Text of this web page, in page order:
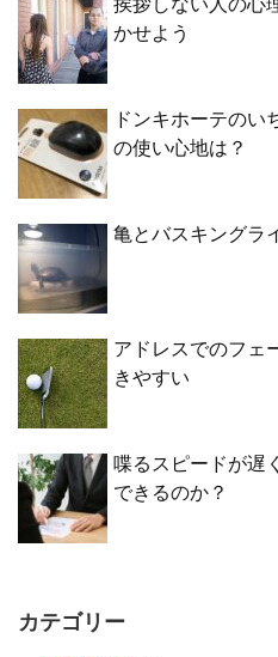
かせよう
ドンキホーテのい
の使い心地は？
亀とバスキングラ
アドレスでのフェ
きやすい
喋るスピードが遅
できるのか？
カテゴリー